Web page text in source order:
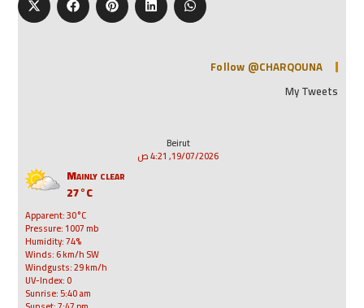
Follow @CHARQOUNA
My Tweets
Beirut
19/07/2026, 4:21 ص
Mainly clear
27°C
Apparent: 30°C
Pressure: 1007 mb
Humidity: 74%
Winds: 6 km/h SW
Windgusts: 29 km/h
UV-Index: 0
Sunrise: 5:40 am